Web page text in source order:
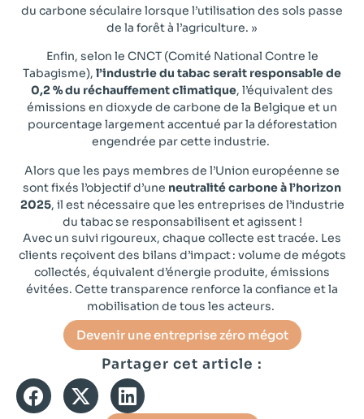
du carbone séculaire lorsque l’utilisation des sols passe
de la forêt à l’agriculture. »
Enfin, selon le CNCT(Comité National Contre le
Tabagisme), l’industrie du tabac serait responsable de
0,2 % du réchauffement climatique, l’équivalent des
émissions en dioxyde de carbone de la Belgique et un
pourcentage largement accentué par la déforestation
engendrée par cette industrie.
Alors que les pays membres de l’Union européenne se
sont fixés l’objectif d’une neutralité carbone à l’horizon
2025, il est nécessaire que les entreprises de l’industrie
du tabac se responsabilisent et agissent !
Avec un suivi rigoureux, chaque collecte est tracée. Les
clients reçoivent des bilans d’impact : volume de mégots
collectés, équivalent d’énergie produite, émissions
évitées. Cette transparence renforce la confiance et la
mobilisation de tous les acteurs.
Devenir une entreprise zéro mégot
Partager cet article :